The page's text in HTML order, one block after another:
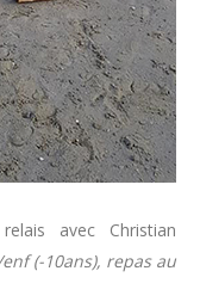
avec Christian
(-10ans), repas au